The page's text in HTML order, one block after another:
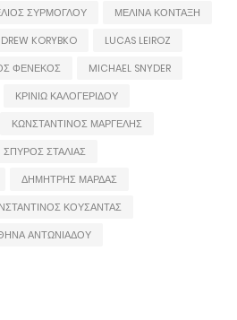
ΣΥΡΜΟΓΛΟΥ
ΜΕΛΙΝΑ ΚΟΝΤΑΞΗ
KORYBKO
LUCAS LEIROZ
ΦΕΝΕΚΟΣ
MICHAEL SNYDER
ΚΡΙΝΙΩ ΚΑΛΟΓΕΡΙΔΟΥ
ΚΩΝΣΤΑΝΤΙΝΟΣ ΜΑΡΓΕΛΗΣ
ΣΠΥΡΟΣ ΣΤΑΛΙΑΣ
ΔΗΜΗΤΡΗΣ ΜΑΡΔΑΣ
ΚΟΥΣΑΝΤΑΣ
ΑΝΤΩΝΙΑΔΟΥ